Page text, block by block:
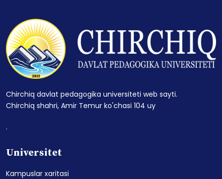
Chirchiq davlat pedagogika universiteti web sayti.
Chirchiq shahri, Amir Temur ko'chasi 104 uy
.
Universitet
Kampuslar xaritasi